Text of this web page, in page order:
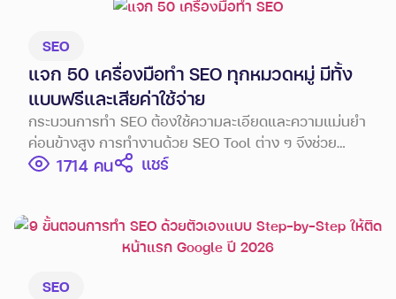
SEO
แจก 50 เครื่องมือทำ SEO ทุกหมวดหมู่ มีทั้ง
แบบฟรีและเสียค่าใช้จ่าย
กระบวนการทำ SEO ต้องใช้ความละเอียดและความแม่นยำ
ค่อนข้างสูง การทำงานด้วย SEO Tool ต่าง ๆ จึงช่วย
นักการตลาดประหยัดเวลา และช่วยให้ผลลัพธ์ออกมาตรง
1714 แชร์
SEO